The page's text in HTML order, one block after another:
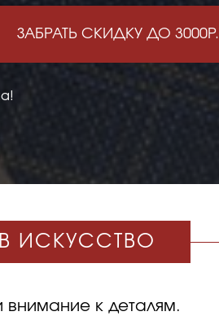
ЗАБРАТЬ СКИДКУ ДО 3000Р.
ИСКУССТВО
внимание к деталям.